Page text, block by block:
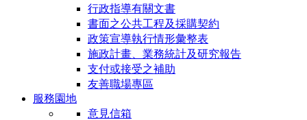
行政指導有關文書
書面之公共工程及採購契約
政策宣導執行情形彙整表
施政計畫、業務統計及研究報告
支付或接受之補助
友善職場專區
服務園地
意見信箱